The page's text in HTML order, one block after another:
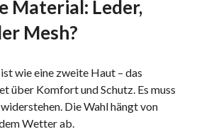
Material: Leder,
Mesh?
wie eine zweite Haut – das
über Komfort und Schutz. Es muss
Die Wahl hängt von
Wetter ab.